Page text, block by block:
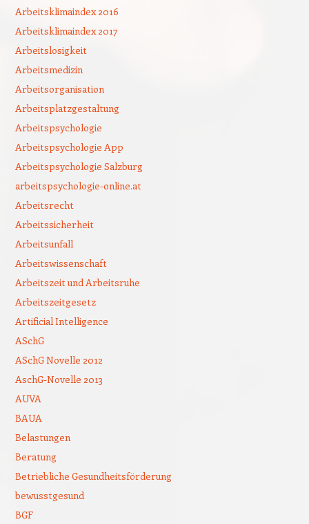
Arbeitsklimaindex 2016
Arbeitsklimaindex 2017
Arbeitslosigkeit
Arbeitsmedizin
Arbeitsorganisation
Arbeitsplatzgestaltung
Arbeitspsychologie
Arbeitspsychologie App
Arbeitspsychologie Salzburg
arbeitspsychologie-online.at
Arbeitsrecht
Arbeitssicherheit
Arbeitsunfall
Arbeitswissenschaft
Arbeitszeit und Arbeitsruhe
Arbeitszeitgesetz
Artificial Intelligence
ASchG
ASchG Novelle 2012
AschG-Novelle 2013
AUVA
BAUA
Belastungen
Beratung
Betriebliche Gesundheitsförderung
bewusstgesund
BGF